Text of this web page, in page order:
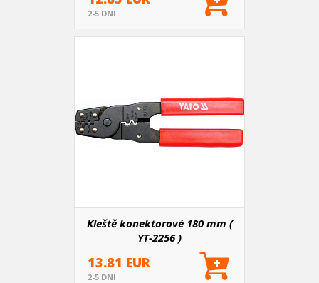
2-5 DNI
Kleště konektorové 180 mm (
YT-2256 )
13.81 EUR
2-5 DNI